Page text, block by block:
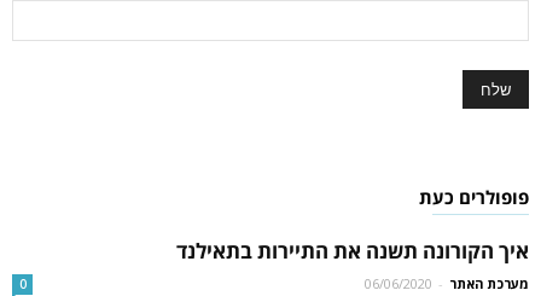
פופולרים כעת
איך הקורונה תשנה את התיירות בתאילנד
מערכת האתר -
06/06/2020
0